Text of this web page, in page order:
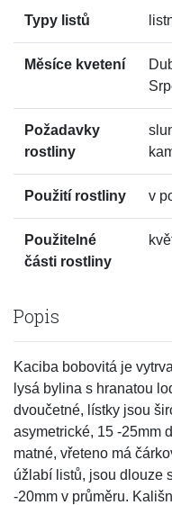
Typy listů
Měsíce kvetení
Požadavky
rostliny
Použití rostliny v
Použitelné
části rostliny
Popis
Kaciba bobovitá je
lysá bylina s hranatou
dvoučetné, lístky jsou
asymetrické, 15 -25mm
matné, vřeteno má
úžlabí listů, jsou dlouze
-20mm v průměru.